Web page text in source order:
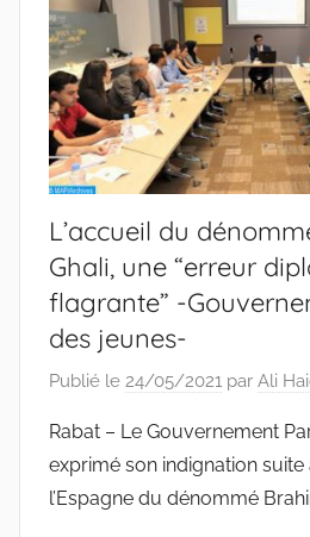
L’accueil du
Ghali, une “erreur
flagrante” -
des jeunes-
Publié le 24/05/2021 par Ali
Rabat – Le Gouvernement
exprimé son indignation suite
l’Espagne du dénommé